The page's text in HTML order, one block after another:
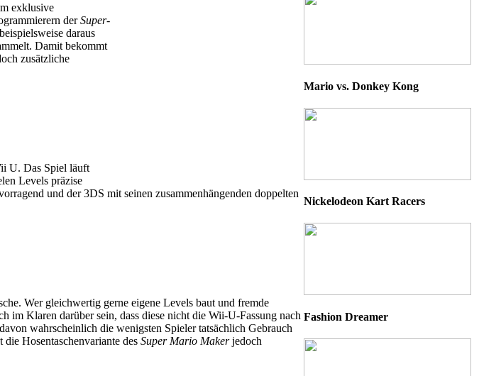
exklusive
derSuper-
daraus
Damit bekommt
zusätzliche
U. Das Spiel läuft
Levels präzise
und der 3DS mit seinen zusammenhängenden doppelten
Wer gleichwertig gerne eigene Levels baut und fremde
im Klaren darüber sein, dass diese nicht die Wii-U-Fassung nach
wahrscheinlich die wenigsten Spieler tatsächlich Gebrauch
Hosentaschenvariante des Super Mario Makerjedoch
Mario vs. Donkey Kong
Nickelodeon Kart Racers
Fashion Dreamer